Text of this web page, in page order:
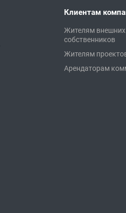
Клиентам
Жителям
собственников
Жителям
Арендаторам